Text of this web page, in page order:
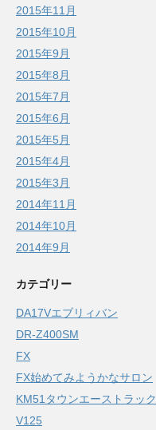
2015年11月
2015年10月
2015年9月
2015年8月
2015年7月
2015年6月
2015年5月
2015年4月
2015年3月
2014年11月
2014年10月
2014年9月
カテゴリー
DA17Vエブリィバン
DR-Z400SM
FX
FX始めてみようかなサロン
KM51タウンエーストラック
V125